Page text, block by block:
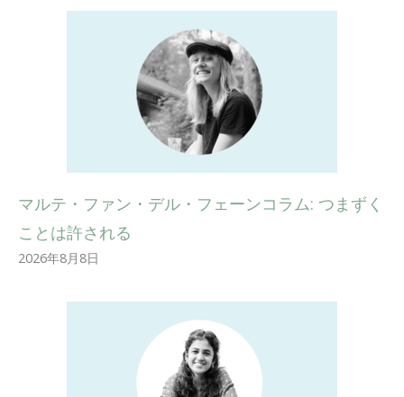
マルテ・ファン・デル・フェーンコラム: つまずく
ことは許される
2026年8月8日